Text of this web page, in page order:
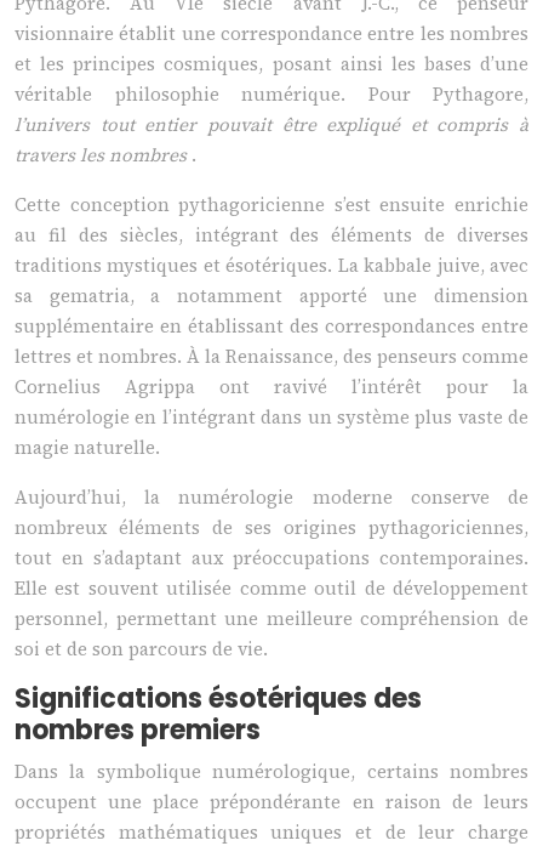
visionnaire établit une correspondance entre les nombres
et les principes cosmiques, posant ainsi les bases d’une
véritable philosophie numérique. Pour Pythagore,
l’univers tout entier pouvait être expliqué et compris à
travers les nombres.
Cette conception pythagoricienne s’est ensuite enrichie
au fil des siècles, intégrant des éléments de diverses
traditions mystiques et ésotériques. La kabbale juive, avec
sa gematria, a notamment apporté une dimension
supplémentaire en établissant des correspondances entre
lettres et nombres. À la Renaissance, des penseurs comme
Cornelius Agrippa ont ravivé l’intérêt pour la
numérologie en l’intégrant dans un système plus vaste de
magie naturelle.
Aujourd’hui, la numérologie moderne conserve de
nombreux éléments de ses origines pythagoriciennes,
tout en s’adaptant aux préoccupations contemporaines.
Elle est souvent utilisée comme outil de développement
personnel, permettant une meilleure compréhension de
soi et de son parcours de vie.
Significations ésotériques des
nombres premiers
Dans la symbolique numérologique, certains nombres
occupent une place prépondérante en raison de leurs
propriétés mathématiques uniques et de leur charge